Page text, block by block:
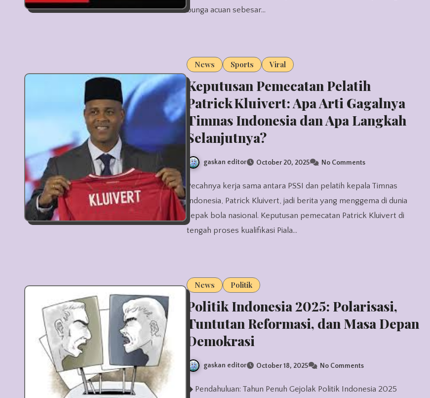
bunga acuan sebesar…
News Sports Viral
Keputusan Pemecatan Pelatih
Patrick Kluivert: Apa Arti Gagalnya
Timnas Indonesia dan Apa Langkah
Selanjutnya?
gaskan editor October 20, 2025 No Comments
Pecahnya kerja sama antara PSSI dan pelatih kepala Timnas
Indonesia, Patrick Kluivert, jadi berita yang menggema di dunia
sepak bola nasional. Keputusan pemecatan Patrick Kluivert di
tengah proses kualifikasi Piala…
News Politik
Politik Indonesia 2025: Polarisasi,
Tuntutan Reformasi, dan Masa Depan
Demokrasi
gaskan editor October 18, 2025 No Comments
◆ Pendahuluan: Tahun Penuh Gejolak Politik Indonesia 2025